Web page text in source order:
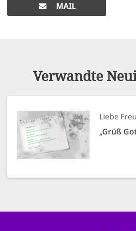
MAIL
Verwandte
Liebe
„Grüß